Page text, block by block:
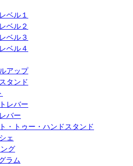
ベル１
ベル２
ベル３
ベル４
アップ
タンド
レバー
バー
・トゥー・ハンドスタンド
ェ
グ
ラム